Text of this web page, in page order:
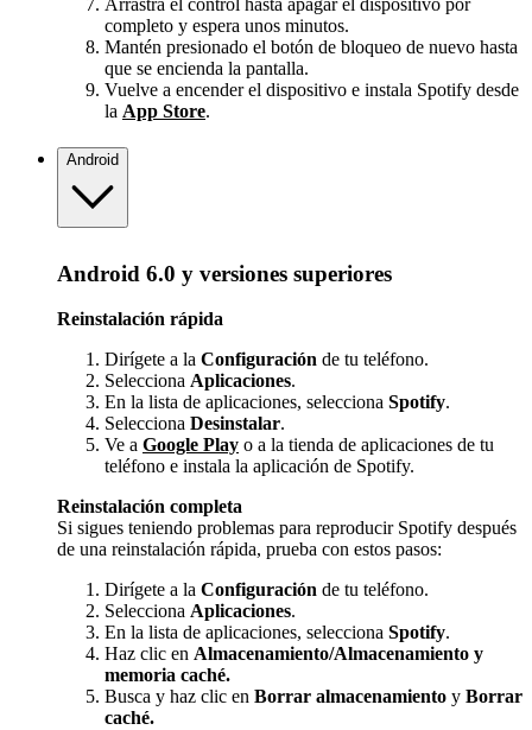
completo y espera unos minutos.
Mantén presionado el botón de bloqueo de nuevo hasta
que se encienda la pantalla.
Vuelve a encender el dispositivo e instala Spotify desde
la App Store.
Android
Android 6.0 y versiones superiores
Reinstalación rápida
Dirígete a la Configuración de tu teléfono.
Selecciona Aplicaciones.
En la lista de aplicaciones, selecciona Spotify.
Selecciona Desinstalar.
Ve a Google Play o a la tienda de aplicaciones de tu
teléfono e instala la aplicación de Spotify.
Reinstalación completa
Si sigues teniendo problemas para reproducir Spotify después
de una reinstalación rápida, prueba con estos pasos:
Dirígete a la Configuración de tu teléfono.
Selecciona Aplicaciones.
En la lista de aplicaciones, selecciona Spotify.
Haz clic en Almacenamiento/Almacenamiento y
memoria caché.
Busca y haz clic en Borrar almacenamiento y Borrar
caché.